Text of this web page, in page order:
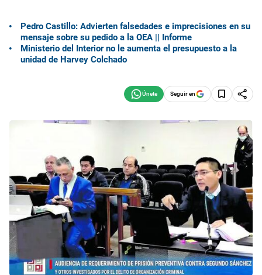
Pedro Castillo: Advierten falsedades e imprecisiones en su
mensaje sobre su pedido a la OEA || Informe
Ministerio del Interior no le aumenta el presupuesto a la
unidad de Harvey Colchado
Seguir en